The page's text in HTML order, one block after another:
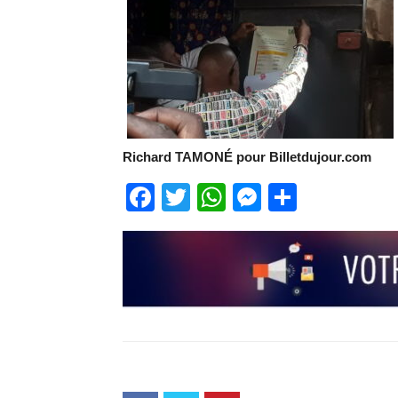
Richard TAMONÉ pour Billetdujour.com
Facebook
TwitterWhatsApp